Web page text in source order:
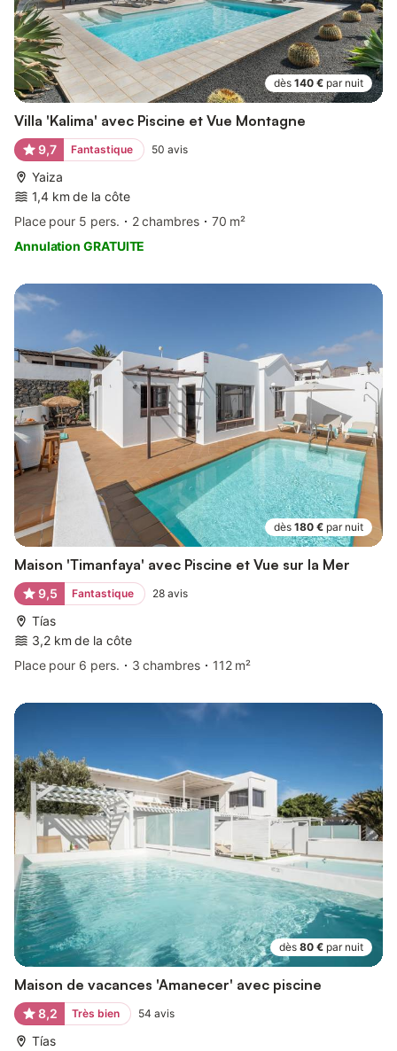
dès 140 € par nuit
Villa 'Kalima' avec Piscine et Vue Montagne
9,7 Fantastique 50 avis
Yaiza
1,4 km de la côte
Place pour 5 pers.
2 chambres
70 m²
Annulation GRATUITE
dès 180 € par nuit
Maison 'Timanfaya' avec Piscine et Vue sur la Mer
9,5 Fantastique 28 avis
Tías
3,2 km de la côte
Place pour 6 pers.
3 chambres 112 m²
dès 80 € par nuit
Maison de vacances 'Amanecer' avec piscine
8,2 Très bien 54 avis
Tías